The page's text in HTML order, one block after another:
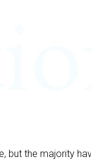
the majority